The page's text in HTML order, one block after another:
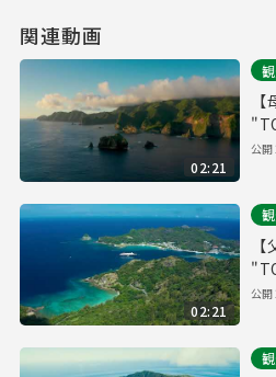
関連動画
02:21
公開
02:21
公開